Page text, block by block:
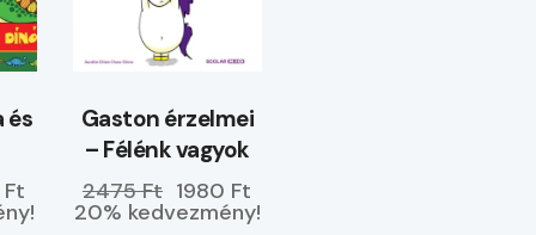
és
Gaston érzelmei
– Félénk vagyok
2475 Ft 1980 Ft
20% kedvezmény!